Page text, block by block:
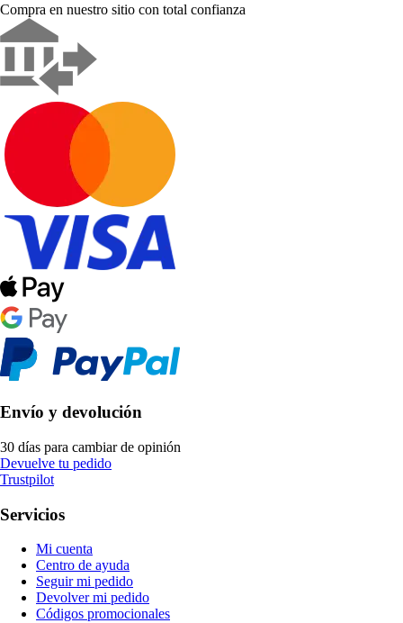
Compra en nuestro sitio con total confianza
Envío y devolución
30 días para cambiar de opinión
Devuelve tu pedido
Trustpilot
Servicios
Mi cuenta
Centro de ayuda
Seguir mi pedido
Devolver mi pedido
Códigos promocionales